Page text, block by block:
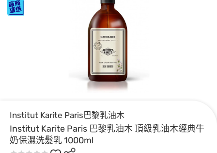
Institut Karite Paris巴黎乳油木
Institut Karite Paris 巴黎乳油木 頂級乳油木經典牛
奶保濕洗髮乳 1000ml